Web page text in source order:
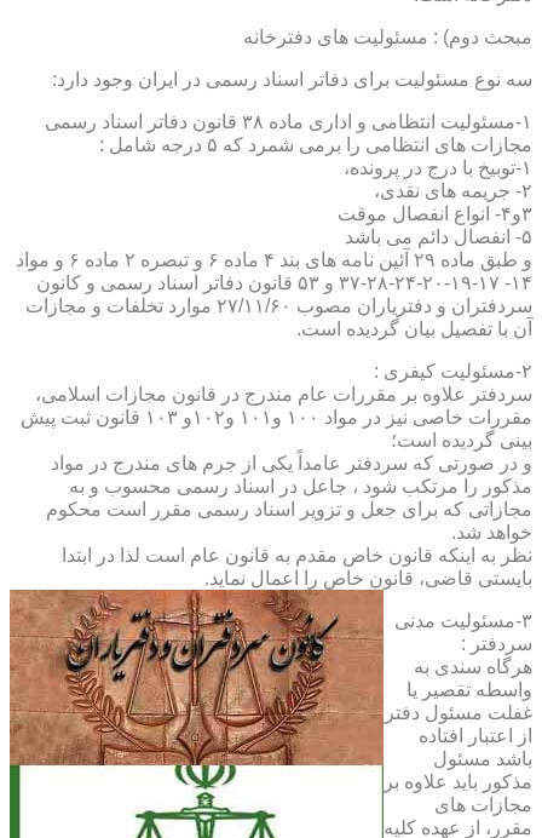
مبحث دوم) : مسئولیت های دفترخانه
سه نوع مسئولیت برای دفاتر اسناد رسمی در ایران وجود دارد:
۱-مسئولیت انتظامی و اداری ماده ۳۸ قانون دفاتر اسناد رسمی
مجازات های انتظامی را برمی شمرد که ۵ درجه شامل :
۱-توبیخ با درج در پرونده،
۲- جریمه های نقدی،
۳و۴- انواع انفصال موقت
۵- انفصال دائم می باشد
و طبق ماده ۲۹ آئین نامه های بند ۴ ماده ۶ و تبصره ۲ ماده ۶ و مواد
۱۴- ۱۷-۱۹-۲۰-۲۴-۲۸-۳۷ و ۵۳ قانون دفاتر اسناد رسمی و کانون
سردفتران و دفتریاران مصوب ۲۷/۱۱/۶۰ موارد تخلفات و مجازات
آن با تفصیل بیان گردیده است.
۲-مسئولیت کیفری :
سردفتر علاوه بر مقررات عام مندرج در قانون مجازات اسلامی،
مقررات خاصی نیز در مواد ۱۰۰ و۱۰۱ و۱۰۲و ۱۰۳ قانون ثبت پیش
بینی گردیده است؛
و در صورتی که سردفتر عامداً یکی از جرم های مندرج در مواد
مذکور را مرتکب شود ، جاعل در اسناد رسمی محسوب و به
مجازاتی که برای جعل و تزویر اسناد رسمی مقرر است محکوم
خواهد شد.
نظر به اینکه قانون خاص مقدم به قانون عام است لذا در ابتدا
بایستی قاضی، قانون خاص را اعمال نماید.
۳-مسئولیت مدنی
سردفتر :
هرگاه سندی به
واسطه تقصیر یا
غفلت مسئول دفتر
از اعتبار افتاده
باشد مسئول
مذکور باید علاوه بر
مجازات های
مقرر، از عهده کلیه